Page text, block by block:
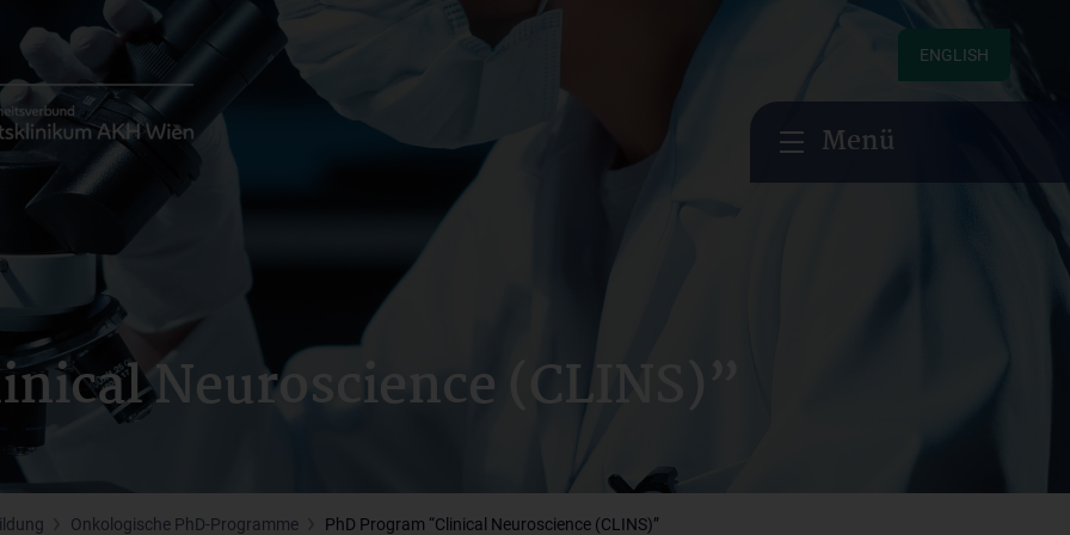
ENGLISH
Menü
Neuroscience (CLINS)”
Onkologische PhD-Programme PhD Program “Clinical Neuroscience (CLINS)”